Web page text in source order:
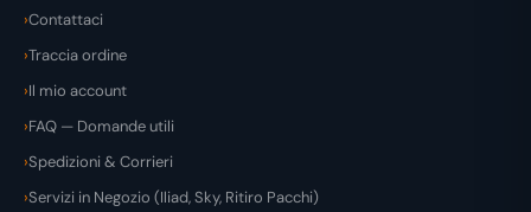
Contattaci
Traccia ordine
Il mio account
FAQ — Domande utili
Spedizioni & Corrieri
Servizi in Negozio (Iliad, Sky, Ritiro Pacchi)